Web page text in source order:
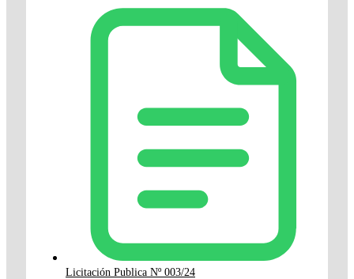
Licitación Publica Nº 003/24